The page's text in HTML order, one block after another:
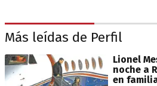
Más leídas de Perfil
Lionel
noche a
en